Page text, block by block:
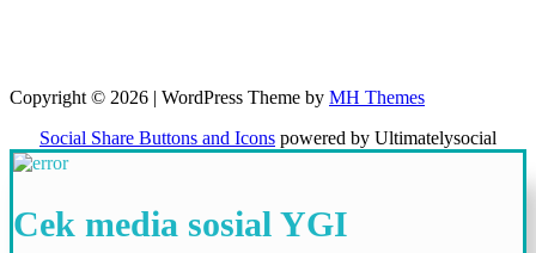
Copyright © 2026 | WordPress Theme by MH Themes
Social Share Buttons and Icons powered by Ultimatelysocial
Cek media sosial YGI